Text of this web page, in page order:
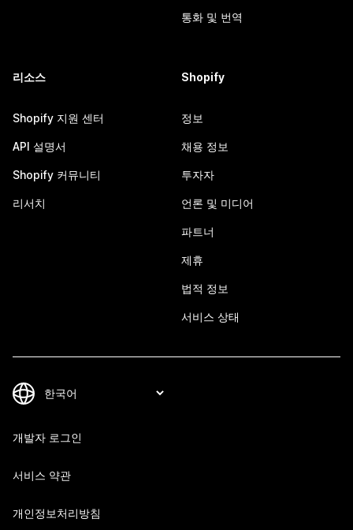
통화 및 번역
리소스
Shopify 지원 센터
API 설명서
Shopify 커뮤니티
리서치
Shopify
정보
채용 정보
투자자
언론 및 미디어
파트너
제휴
법적 정보
서비스 상태
개발자 로그인
서비스 약관
개인정보처리방침